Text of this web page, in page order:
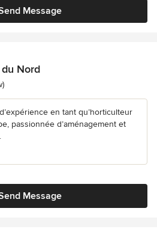
Message
Nord
en tant qu’horticulteur
passionnée d’aménagement et
Message